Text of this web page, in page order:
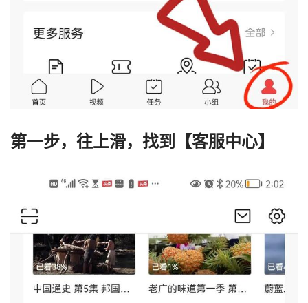
第一步，往上滑，找到【客服中心】